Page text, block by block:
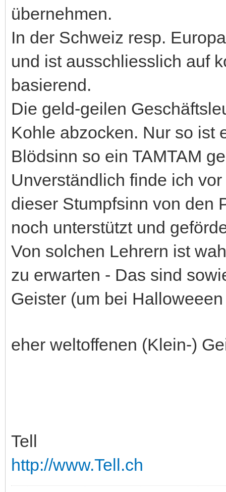
übernehmen.
In der Schweiz resp.
und ist ausschliesslich auf
basierend.
Die geld-geilen
Kohle abzocken. Nur so ist
Blödsinn so ein TAMTAM
Unverständlich finde ich
dieser Stumpfsinn von den
noch unterstützt und
Von solchen Lehrern ist
zu erwarten - Das sind
Geister (um bei
eher weltoffenen (Klein-)
Tell
http://www.Tell.ch